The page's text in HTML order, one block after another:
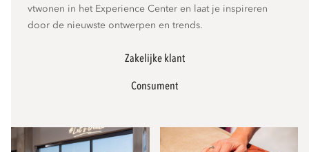
vtwonen in het Experience Center en laat je inspireren
door de nieuwste ontwerpen en trends.
Zakelijke klant
Consument